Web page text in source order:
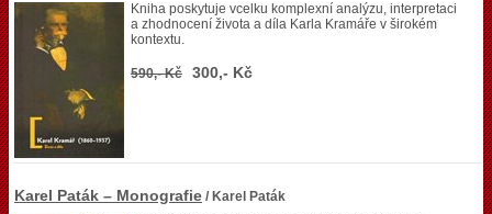
Kniha poskytuje vcelku komplexní analýzu, interpretaci
a zhodnocení života a díla Karla Kramáře v širokém
kontextu.
590,- Kč 300,- Kč
Karel Paták – Monografie / Karel Paták